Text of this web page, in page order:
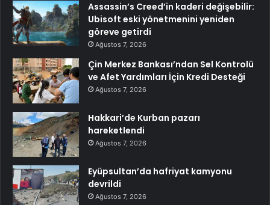
Assassin’s Creed’in kaderi değişebilir:
Ubisoft eski yönetmenini yeniden
göreve getirdi
Ağustos 7, 2026
Çin Merkez Bankası’ndan Sel Kontrolü
ve Afet Yardımları İçin Kredi Desteği
Ağustos 7, 2026
Hakkari’de Kurban pazarı
hareketlendi
Ağustos 7, 2026
Eyüpsultan’da hafriyat kamyonu
devrildi
Ağustos 7, 2026